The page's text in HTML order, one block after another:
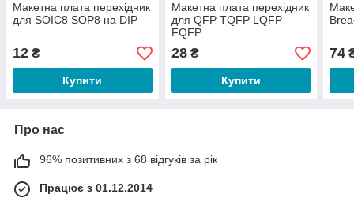
Макетна плата перехідник
для SOIC8 SOP8 на DIP
12 ₴
Купити
Макетна плата перехідник
для QFP TQFP LQFP
FQFP
28₴
Купити
74
Про нас
96% позитивних з 68 відгуків за рік
Працює з 01.12.2014